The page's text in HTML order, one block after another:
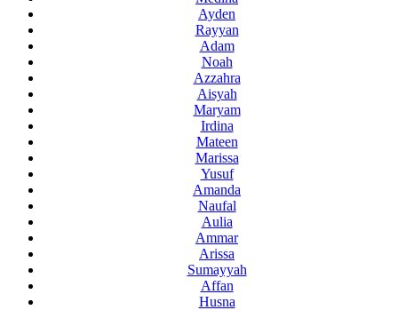
Ayden
Rayyan
Adam
Noah
Azzahra
Aisyah
Maryam
Irdina
Mateen
Marissa
Yusuf
Amanda
Naufal
Aulia
Ammar
Arissa
Sumayyah
Affan
Husna